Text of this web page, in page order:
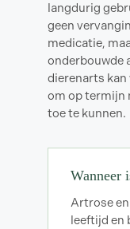
langdurig
geen
medicatie,
onderbouwde
dierenarts kan
om op termijn
toe te kunnen.
Wanneer
Artrose
leeftijd en